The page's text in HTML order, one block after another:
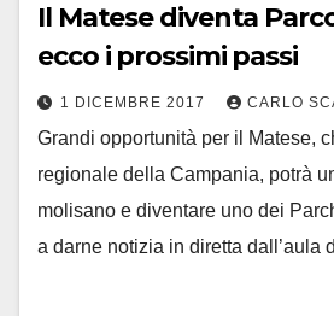
Il Matese diventa
ecco i prossimi passi
1 DICEMBRE 2017 CARLO
Grandi opportunità per il Matese,
regionale della Campania, potrà
molisano e diventare uno dei
a darne notizia in diretta dall’aula